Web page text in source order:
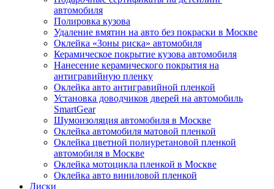
автомобиля
Полировка кузова
Удаление вмятин на авто без покраски в Москве
Оклейка «Зоны риска» автомобиля
Керамическое покрытие кузова автомобиля
Нанесение керамического покрытия на
антигравийную пленку
Оклейка авто антигравийной пленкой
Установка доводчиков дверей на автомобиль
SmartGear
Шумоизоляция автомобиля в Москве
Оклейка автомобиля матовой пленкой
Оклейка цветной полиуретановой пленкой
автомобиля в Москве
Оклейка мотоцикла пленкой в Москве
Оклейка авто виниловой пленкой
Диски